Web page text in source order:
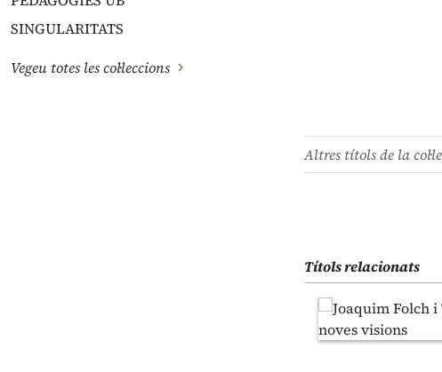
SINGULARITATS
Vegeu totes les col·leccions
Altres títols de la
Títols relacionats